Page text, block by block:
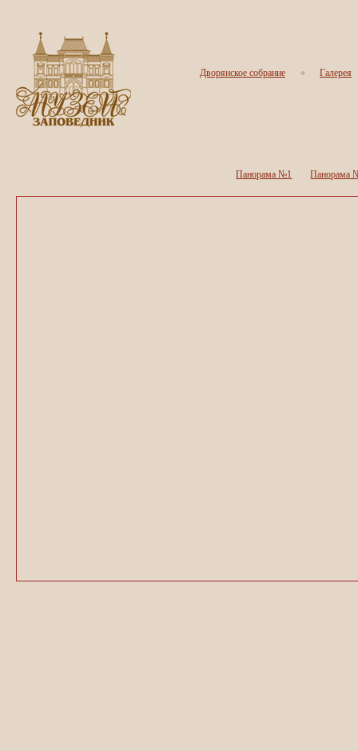
Дворянское собрание Галерея
Панорама №1 Панорама